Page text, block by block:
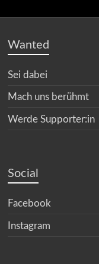
Wanted
Sei dabei
Mach uns berühmt
Werde Supporter:in
Social
Facebook
Instagram